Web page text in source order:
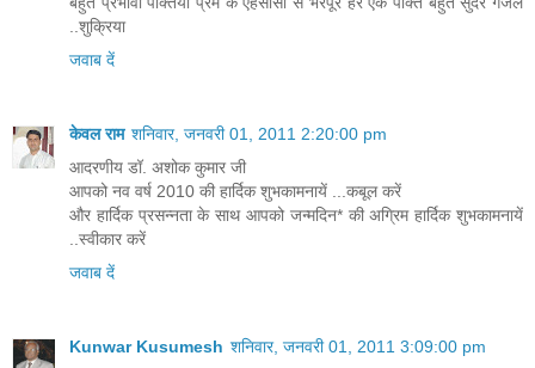
..शुक्रिया
जवाब दें
केवल राम शनिवार, जनवरी 01, 2011 2:20:00 pm
आदरणीय डॉ. अशोक कुमार जी
आपको नव वर्ष 2010 की हार्दिक शुभकामनायें ...कबूल करें
और हार्दिक प्रसन्नता के साथ आपको जन्मदिन* की अग्रिम हार्दिक शुभकामनायें
..स्वीकार करें
जवाब दें
Kunwar Kusumesh शनिवार, जनवरी 01, 2011 3:09:00 pm